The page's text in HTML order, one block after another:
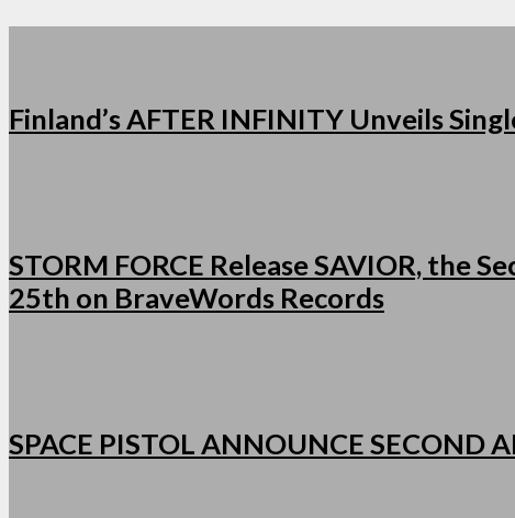
Finland’s AFTER INFINITY Unveils
STORM FORCE Release SAVIOR, the
25th on BraveWords Records
SPACE PISTOL ANNOUNCE SECOND